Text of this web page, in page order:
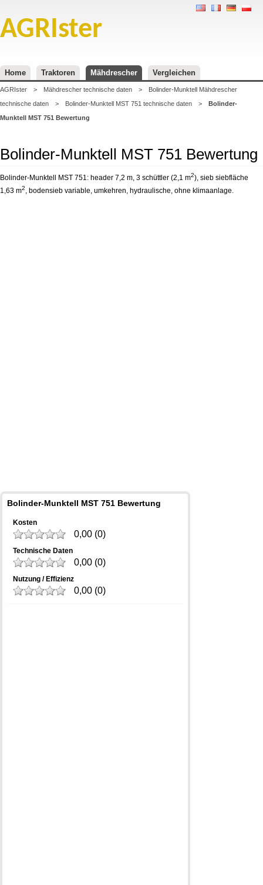
AGRIster
Home Traktoren Mähdrescher Vergleichen
AGRIster > Mähdrescher technische daten >
Bolinder-Munktell Mähdrescher
technische daten
> Bolinder-Munktell MST 751 technische daten >
Bolinder-
Munktell MST 751 Bewertung
Bolinder-Munktell MST 751 Bewertung
Bolinder-Munktell MST 751: header 7,2 m, 3 schüttler (2,1 m2), sieb siebfläche
1,63 m2, bodensieb variable, umkehren, hydraulische, ohne klimaanlage.
Bolinder-Munktell MST 751 Bewertung
Kosten
0,00 (0)
Technische Daten
0,00 (0)
Nutzung / Effizienz
0,00 (0)